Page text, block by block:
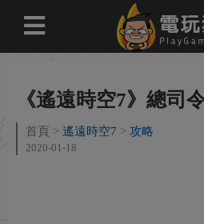
《遙遠時空7》總司
首頁 遙遠時空7 攻略
2020-01-18